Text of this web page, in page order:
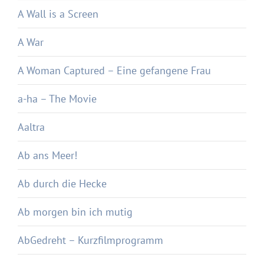
A Wall is a Screen
A War
A Woman Captured – Eine gefangene Frau
a-ha – The Movie
Aaltra
Ab ans Meer!
Ab durch die Hecke
Ab morgen bin ich mutig
AbGedreht – Kurzfilmprogramm